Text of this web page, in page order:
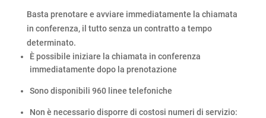
Basta prenotare e avviare immediatamente la chiamata
in conferenza, il tutto senza un contratto a tempo
determinato.
È possibile iniziare la chiamata in conferenza
immediatamente dopo la prenotazione
Sono disponibili 960 linee telefoniche
Non è necessario disporre di costosi numeri di servizio: